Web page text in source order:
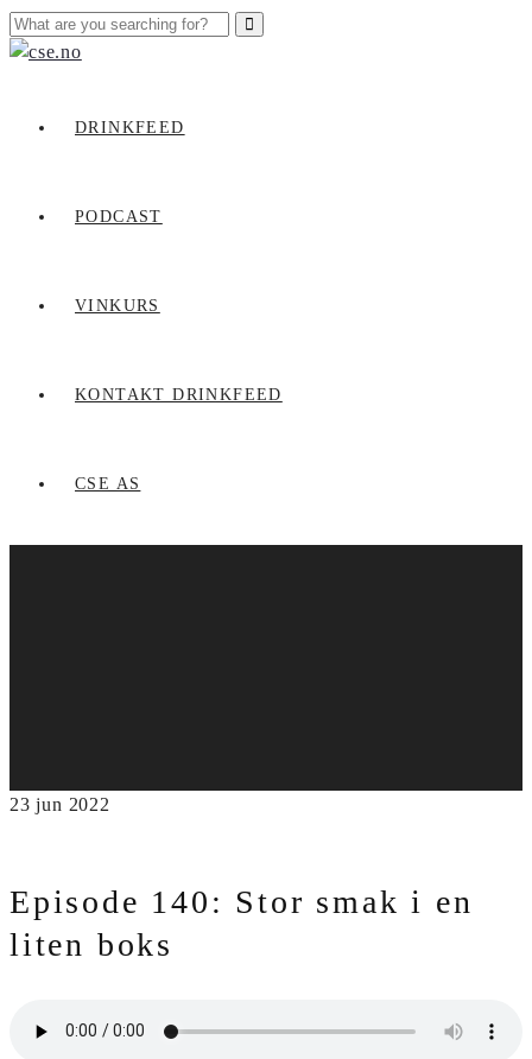
DRINKFEED
PODCAST
VINKURS
KONTAKT DRINKFEED
CSE AS
23 jun 2022
Episode 140: Stor smak i en
liten boks